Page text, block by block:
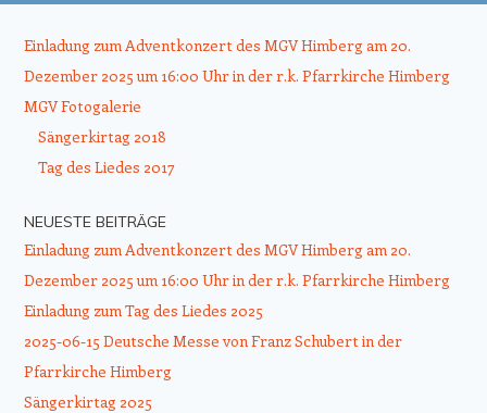
Einladung zum Adventkonzert des MGV Himberg am 20.
Dezember 2025 um 16:00 Uhr in der r.k. Pfarrkirche Himberg
MGV Fotogalerie
Sängerkirtag 2018
Tag des Liedes 2017
NEUESTE BEITRÄGE
Einladung zum Adventkonzert des MGV Himberg am 20.
Dezember 2025 um 16:00 Uhr in der r.k. Pfarrkirche Himberg
Einladung zum Tag des Liedes 2025
2025-06-15 Deutsche Messe von Franz Schubert in der
Pfarrkirche Himberg
Sängerkirtag 2025